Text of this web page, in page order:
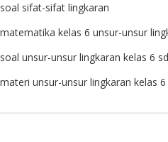
soal sifat-sifat lingkaran
matematika kelas 6 unsur-unsur
soal unsur-unsur lingkaran kelas 6
materi unsur-unsur lingkaran kelas 6